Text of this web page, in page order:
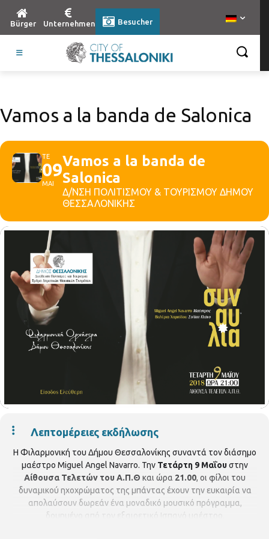
Bürger Unternehmen Besucher
Vamos a la banda de Salonica
ΤΕ
09
ΜΑΙ
Vamos a la banda de
Salonica
Δ/ΝΣΗ ΠΟΛΙΤΙΣΜΟΥ & ΤΟΥΡΙΣΜΟΥ ΔΗΜΟΥ
ΘΕΣΣΑΛΟΝΙΚΗΣ
Λεπτομέρειες εκδήλωσης
Η Φιλαρμονική του Δήμου Θεσσαλονίκης συναντά τον διάσημο
μαέστρο Miguel Angel Navarro. Την Τετάρτη 9 Μαΐουστην
Αίθουσα Τελετών του Α.Π.Θ και ώρα 21.00, οι φίλοι του
δυναμικού ηχοχρώματος της μπάντας έχουν την ευκαιρία να
απολαύσουν δωρεάν ένα μοναδικό μουσικό πρόγραμμα,
δομημένο από τον εξαιρετικό Ισπανό μαέστρο.